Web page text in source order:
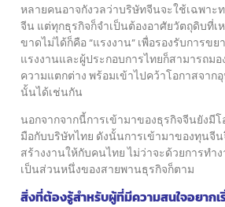
หลายคนอาจกังวลว่าบริษัทจีนจะใช้เฉพาะ
จีน แต่ทุกธุรกิจก็จำเป็นต้องอาศัยวัตถุดิบที่
ขาดไม่ได้ก็คือ “แรงงาน” เพื่อรองรับการขย
แรงงานและผู้ประกอบการไทยก็สามารถม
ความแตกต่างพร้อมเข้าไปคว้าโอกาสจาก
นั้นได้เช่นกัน
นอกจากจากนี้การเข้ามาของธุรกิจจีนยังมี
มือกับบริษัทไทย ดังนั้นการเข้ามาของทุนจี
สร้างงานให้กับคนไทยไม่ว่าจะด้วยการทำ
เป็นส่วนหนึ่งของสายพานธุรกิจก็ตาม
สิ่งที่ต้องรู้สำหรับผู้ที่มีความสนใจอยาก